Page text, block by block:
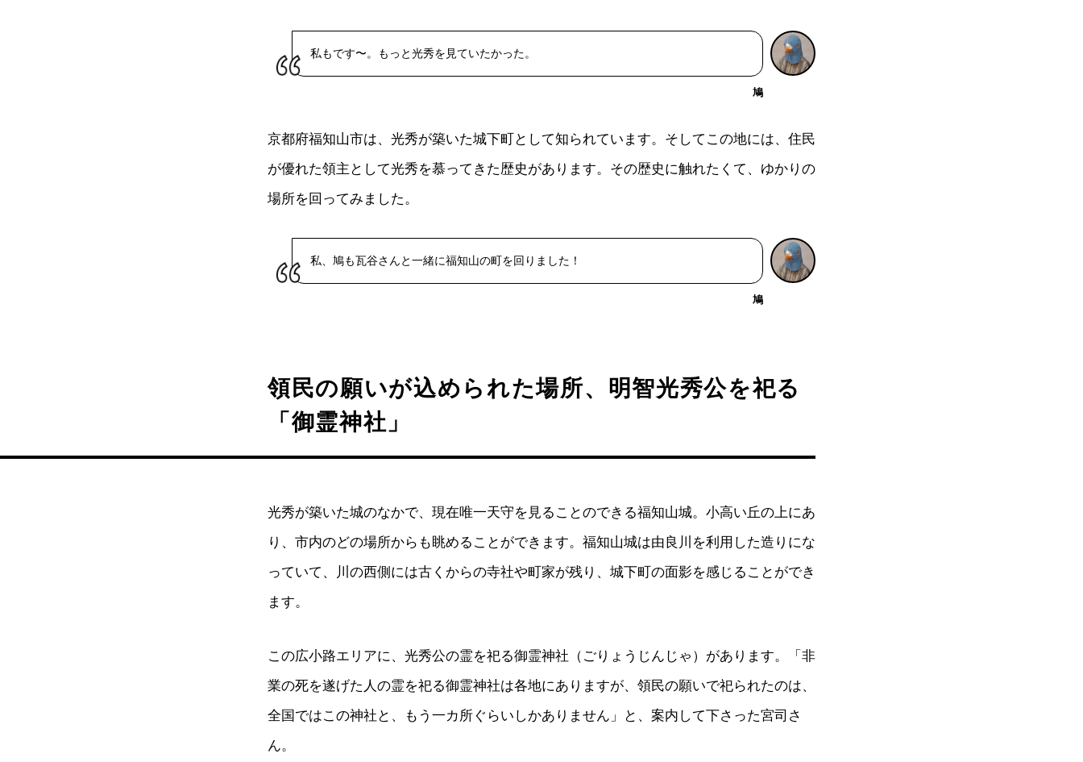
私もです〜。もっと光秀を見ていたかった。
鳩
京都府福知山市は、光秀が築いた城下町として知られています。そしてこの地には、住民
が優れた領主として光秀を慕ってきた歴史があります。その歴史に触れたくて、ゆかりの
場所を回ってみました。
私、鳩も瓦谷さんと一緒に福知山の町を回りました！
鳩
領民の願いが込められた場所、明智光秀公を祀る
「御霊神社」
光秀が築いた城のなかで、現在唯一天守を見ることのできる福知山城。小高い丘の上にあ
り、市内のどの場所からも眺めることができます。福知山城は由良川を利用した造りにな
っていて、川の西側には古くからの寺社や町家が残り、城下町の面影を感じることができ
ます。
この広小路エリアに、光秀公の霊を祀る御霊神社（ごりょうじんじゃ）があります。「非
業の死を遂げた人の霊を祀る御霊神社は各地にありますが、領民の願いで祀られたのは、
全国ではこの神社と、もう一カ所ぐらいしかありません」と、案内して下さった宮司さ
ん。